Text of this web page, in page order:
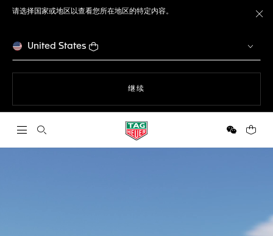
请选择国家或地区以查看您所在地区的特定内容。
United States
继续
打开搜索 微信 您的